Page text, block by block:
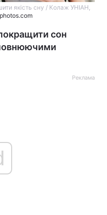
якість сну / Колаж УНІАН,
сон
Реклама